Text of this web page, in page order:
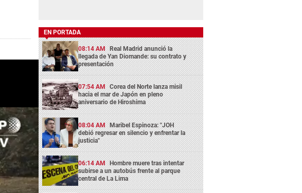
EN PORTADA
08:14 AM Real Madrid anunció la
llegada de Yan Diomande: su contrato y
presentación
07:54 AM Corea del Norte lanza misil
hacia el mar de Japón en pleno
aniversario de Hiroshima
08:04 AM Maribel Espinoza: "JOH
debió regresar en silencio y enfrentar la
justicia"
06:14 AM Hombre muere tras intentar
subirse a un autobús frente al parque
central de La Lima